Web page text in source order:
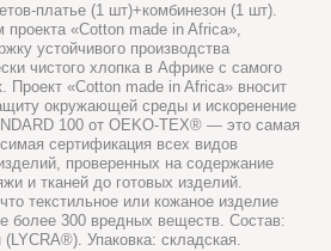
платье (1 шт)+комбинезон (1 шт).
проекта «Cotton made in Africa»,
устойчивого производства
чистого хлопка в Африке с самого
Проект «Cotton made in Africa» вносит
окружающей среды и искоренение
100 от OEKO-TEX® — это самая
сертификация всех видов
проверенных на содержание
и тканей до готовых изделий.
текстильное или кожаное изделие
более 300 вредных веществ. Состав:
Упаковка: складская.